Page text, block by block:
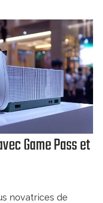
Game Pass et
novatrices de